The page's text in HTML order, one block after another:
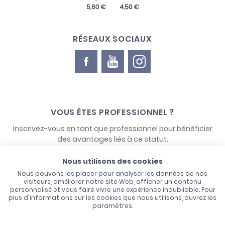
RÉSEAUX SOCIAUX
VOUS ÊTES PROFESSIONNEL ?
Inscrivez-vous en tant que professionnel pour bénéficier
des avantages liés à ce statut.
Nous utilisons des cookies
Nous pouvons les placer pour analyser les données de nos
visiteurs, améliorer notre site Web, afficher un contenu
personnalisé et vous faire vivre une expérience inoubliable. Pour
plus d'informations sur les cookies que nous utilisons, ouvrez les
paramètres.